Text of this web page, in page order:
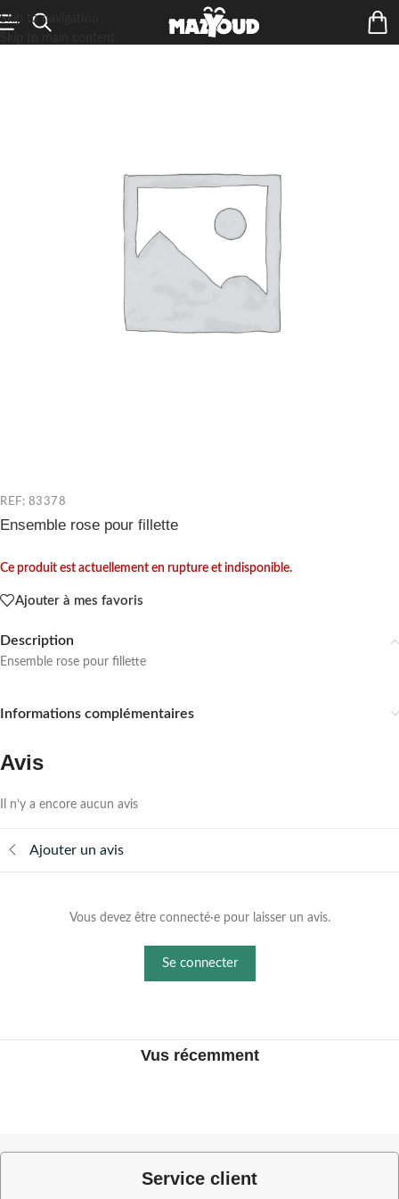
Skip to navigation
REF: 83378
Ensemble rose pour fillette
Ce produit est actuellement en rupture et indisponible.
Ajouter à mes favoris
Description
Ensemble rose pour fillette
Informations complémentaires
Avis
Il n’y a encore aucun avis
Ajouter un avis
Vous devez être connecté·e pour laisser un avis.
Se connecter
Vus récemment
Service client